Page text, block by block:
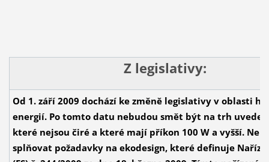
Z legislativy:
Od 1. září 2009 dochází ke změně legislativy v oblasti
energií. Po tomto datu nebudou smět být na trh
které nejsou čiré a které mají příkon 100 W a vyšší.
splňovat požadavky na ekodesign, které definuje